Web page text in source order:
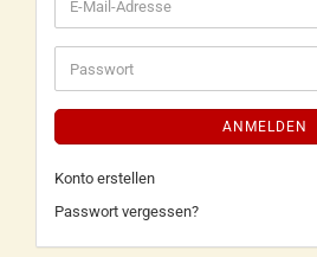
ANMELDEN
Konto erstellen
Passwort vergessen?